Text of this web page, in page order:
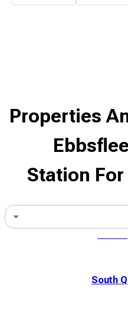
Properties
Station
South